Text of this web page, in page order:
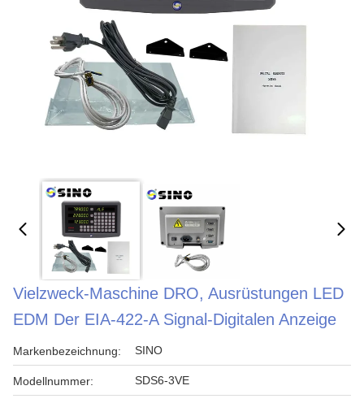
Vielzweck-Maschine DRO, Ausrüstungen LED
EDM Der EIA-422-A Signal-Digitalen Anzeige
Markenbezeichnung: SINO
Modellnummer: SDS6-3VE